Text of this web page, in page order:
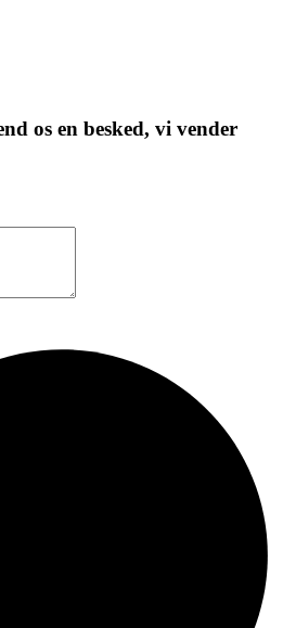
os en besked, vi vender